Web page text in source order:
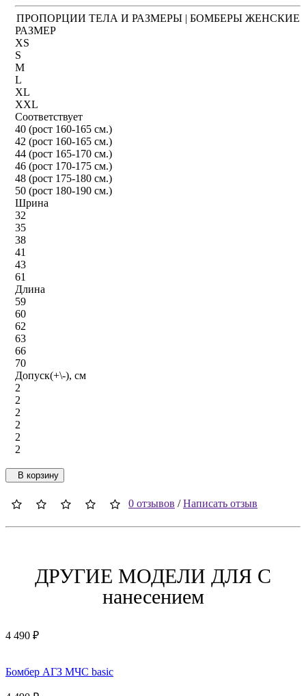
ПРОПОРЦИИ ТЕЛА И РАЗМЕРЫ | БОМБЕРЫ ЖЕНСКИЕ
РАЗМЕР
XS
S
M
L
XL
XXL
Соответствует
40 (рост 160-165 см.)
42 (рост 160-165 см.)
44 (рост 165-170 см.)
46 (рост 170-175 см.)
48 (рост 175-180 см.)
50 (рост 180-190 см.)
Шрина
32
35
38
41
43
61
Длина
59
60
62
63
66
70
Допуск(+\-), см
2
2
2
2
2
2
В корзину
0 отзывов /Написать отзыв
ДРУГИЕ МОДЕЛИ ДЛЯ C
нанесением
4 490 ₽
Бомбер АГЗ МЧС basic